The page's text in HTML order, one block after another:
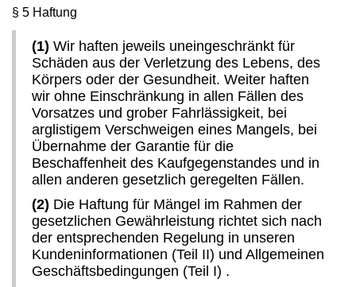
§ 5 Haftung
(1) Wir haften jeweils uneingeschränkt für
Schäden aus der Verletzung des Lebens, des
Körpers oder der Gesundheit. Weiter haften
wir ohne Einschränkung in allen Fällen des
Vorsatzes und grober Fahrlässigkeit, bei
arglistigem Verschweigen eines Mangels, bei
Übernahme der Garantie für die
Beschaffenheit des Kaufgegenstandes und in
allen anderen gesetzlich geregelten Fällen.
(2) Die Haftung für Mängel im Rahmen der
gesetzlichen Gewährleistung richtet sich nach
der entsprechenden Regelung in unseren
Kundeninformationen (Teil II) und Allgemeinen
Geschäftsbedingungen (Teil I) .